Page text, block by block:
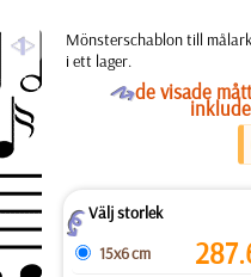
a
Mönsterschablon till
i ett lager.
Ode visade
ZVälj storlek
15x6 cm